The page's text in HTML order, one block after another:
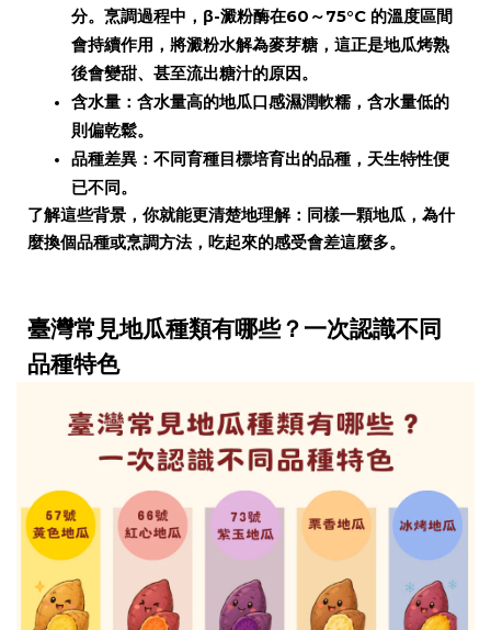
分。烹調過程中，β-澱粉酶在60～75°C 的溫度區間
會持續作用，將澱粉水解為麥芽糖，這正是地瓜烤熟
後會變甜、甚至流出糖汁的原因。
含水量：含水量高的地瓜口感濕潤軟糯，含水量低的
則偏乾鬆。
品種差異：不同育種目標培育出的品種，天生特性便
已不同。
了解這些背景，你就能更清楚地理解：同樣一顆地瓜，為什
麼換個品種或烹調方法，吃起來的感受會差這麼多。
臺灣常見地瓜種類有哪些？一次認識不同
品種特色